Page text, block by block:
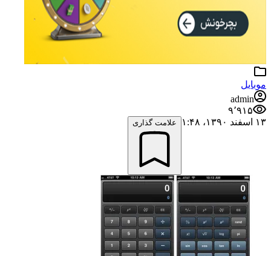
موبایل
admin
۹٬۹۱۵
۱۳ اسفند ۱۳۹۰،‏ ۱:۴۸
علامت گذاری